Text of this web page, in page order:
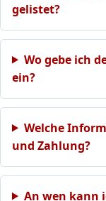
gelistet?
Wo gebe ich
ein?
Welche
und Zahlung?
An wen kann